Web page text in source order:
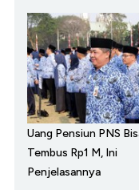
Uang Pensiun PNS
Tembus Rp1 M, Ini
Penjelasannya